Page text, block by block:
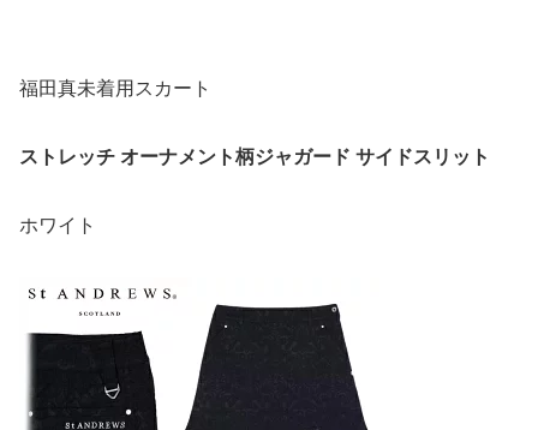
福田真未着用スカート
ストレッチ オーナメント柄ジャガード サイドスリット
ホワイト